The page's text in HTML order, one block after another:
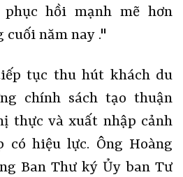
hồi mạnh mẽ hơn
năm nay ."
tục thu hút khách du
chính sách tạo thuận
thực và xuất nhập cảnh
có hiệu lực. Ông Hoàng
Ban Thư ký Ủy ban Tư